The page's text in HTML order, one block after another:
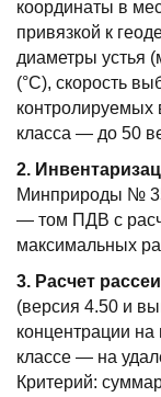
координаты в
привязкой к
диаметры устья
(°C), скорость
контролируемых
класса — до 50
2.
Минприроды №
— том ПДВ с
максимальных
3. Расчет
(версия 4.50 и
концентрации на
классе — на
Критерий: